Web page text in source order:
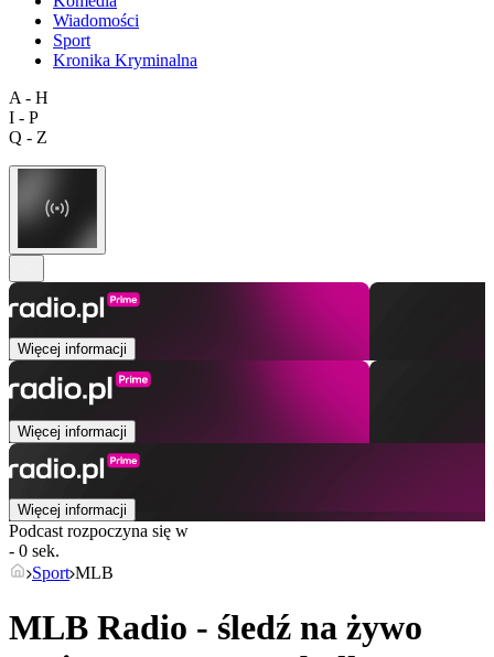
Wiadomości
Sport
Kronika Kryminalna
A - H
I - P
Q - Z
Więcej informacji
Więcej informacji
Więcej informacji
Podcast rozpoczyna się w
- 0 sek.
Sport MLB
MLB Radio - śledź na żywo